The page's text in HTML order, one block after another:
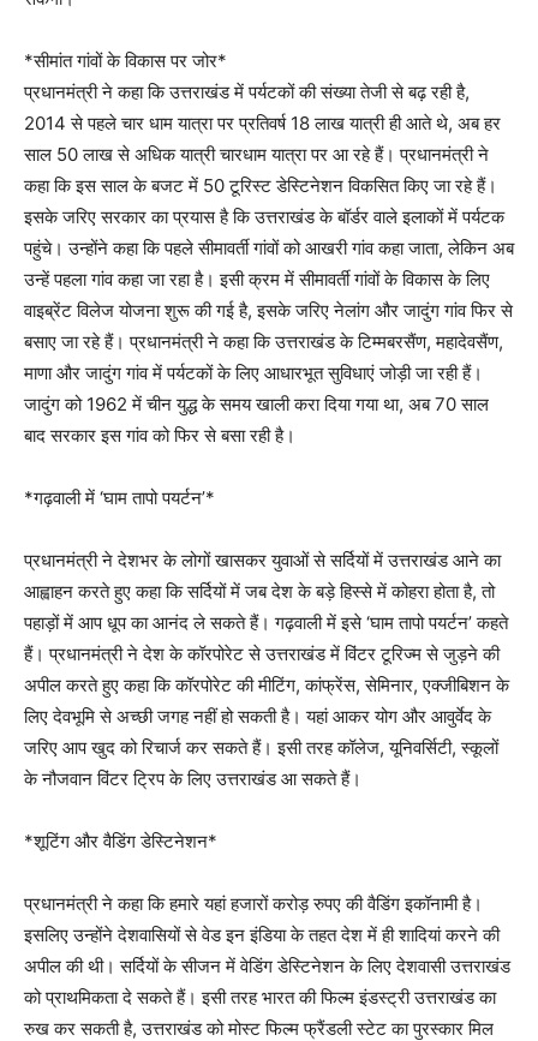
*सीमांत गांवों के विकास पर जोर*
प्रधानमंत्री ने कहा कि उत्तराखंड में पर्यटकों की संख्या तेजी से बढ़ रही है,
2014 से पहले चार धाम यात्रा पर प्रतिवर्ष 18 लाख यात्री ही आते थे, अब हर
साल 50 लाख से अधिक यात्री चारधाम यात्रा पर आ रहे हैं। प्रधानमंत्री ने
कहा कि इस साल के बजट में 50 टूरिस्ट डेस्टिनेशन विकसित किए जा रहे हैं।
इसके जरिए सरकार का प्रयास है कि उत्तराखंड के बॉर्डर वाले इलाकों में पर्यटक
पहुंचे। उन्होंने कहा कि पहले सीमावर्ती गांवों को आखरी गांव कहा जाता, लेकिन अब
उन्हें पहला गांव कहा जा रहा है। इसी क्रम में सीमावर्ती गांवों के विकास के लिए
वाइब्रेंट विलेज योजना शुरू की गई है, इसके जरिए नेलांग और जादुंग गांव फिर से
बसाए जा रहे हैं। प्रधानमंत्री ने कहा कि उत्तराखंड के टिम्मबरसैंण, महादेवसैंण,
माणा और जादुंग गांव में पर्यटकों के लिए आधारभूत सुविधाएं जोड़ी जा रही हैं।
जादुंग को 1962 में चीन युद्ध के समय खाली करा दिया गया था, अब 70 साल
बाद सरकार इस गांव को फिर से बसा रही है।
*गढ़वाली में ‘घाम तापो पयर्टन’*
प्रधानमंत्री ने देशभर के लोगों खासकर युवाओं से सर्दियों में उत्तराखंड आने का
आह्वाहन करते हुए कहा कि सर्दियों में जब देश के बड़े हिस्से में कोहरा होता है, तो
पहाड़ों में आप धूप का आनंद ले सकते हैं। गढ़वाली में इसे ‘घाम तापो पयर्टन’ कहते
हैं। प्रधानमंत्री ने देश के कॉरपोरेट से उत्तराखंड में विंटर टूरिज्म से जुड़ने की
अपील करते हुए कहा कि कॉरपोरेट की मीटिंग, कांफ्रेंस, सेमिनार, एक्जीबिशन के
लिए देवभूमि से अच्छी जगह नहीं हो सकती है। यहां आकर योग और आवुर्वेद के
जरिए आप खुद को रिचार्ज कर सकते हैं। इसी तरह कॉलेज, यूनिवर्सिटी, स्कूलों
के नौजवान विंटर ट्रिप के लिए उत्तराखंड आ सकते हैं।
*शूटिंग और वैडिंग डेस्टिनेशन*
प्रधानमंत्री ने कहा कि हमारे यहां हजारों करोड़ रुपए की वैडिंग इकॉनामी है।
इसलिए उन्होंने देशवासियों से वेड इन इंडिया के तहत देश में ही शादियां करने की
अपील की थी। सर्दियों के सीजन में वेडिंग डेस्टिनेशन के लिए देशवासी उत्तराखंड
को प्राथमिकता दे सकते हैं। इसी तरह भारत की फिल्म इंडस्ट्री उत्तराखंड का
रुख कर सकती है, उत्तराखंड को मोस्ट फिल्म फ्रैंडली स्टेट का पुरस्कार मिल